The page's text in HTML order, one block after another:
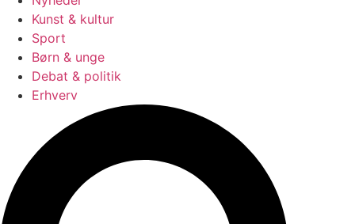
Kunst & kultur
Sport
Børn & unge
Debat & politik
Erhverv